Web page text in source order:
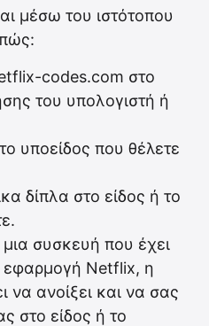
μέσω του ιστότοπου
codes.com στο
του υπολογιστή ή
υποείδος που θέλετε
δίπλα στο είδος ή το
συσκευή που έχει
εφαρμογή Netflix, η
να ανοίξει και να σας
στο είδος ή το